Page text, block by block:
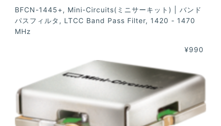
BFCN-1445+, Mini-Circuits(ミニサーキット) | バンド
パスフィルタ, LTCC Band Pass Filter, 1420 - 1470
MHz
¥990